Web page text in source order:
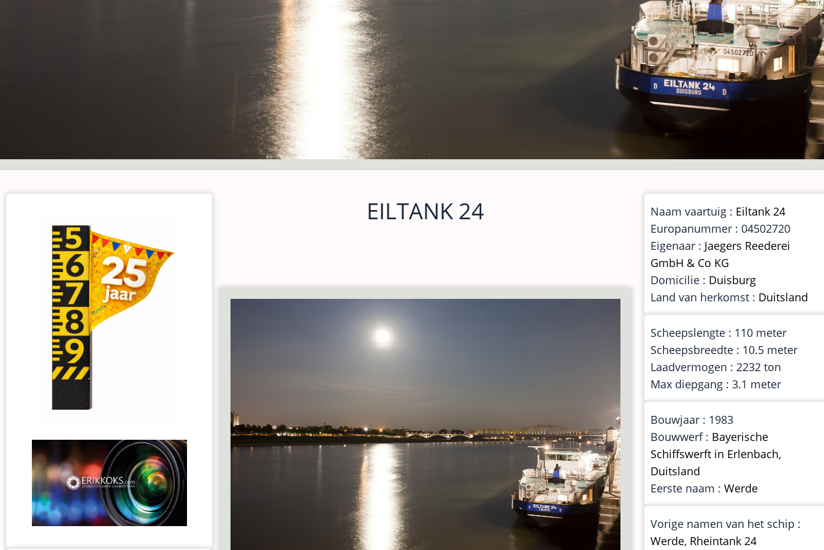
EILTANK 24 Naam vaartuig : Eiltank 24
Europanummer : 04502720
Eigenaar : Jaegers Reederei
GmbH & Co KG
Domicilie : Duisburg
Land van herkomst : Duitsland
Scheepslengte : 110 meter
Scheepsbreedte : 10.5 meter
Laadvermogen : 2232 ton
Max diepgang : 3.1 meter
Bouwjaar : 1983
Bouwwerf : Bayerische
Schiffswerft in Erlenbach,
Duitsland
Eerste naam :Werde
Vorige namen van het schip :
Werde, Rheintank 24